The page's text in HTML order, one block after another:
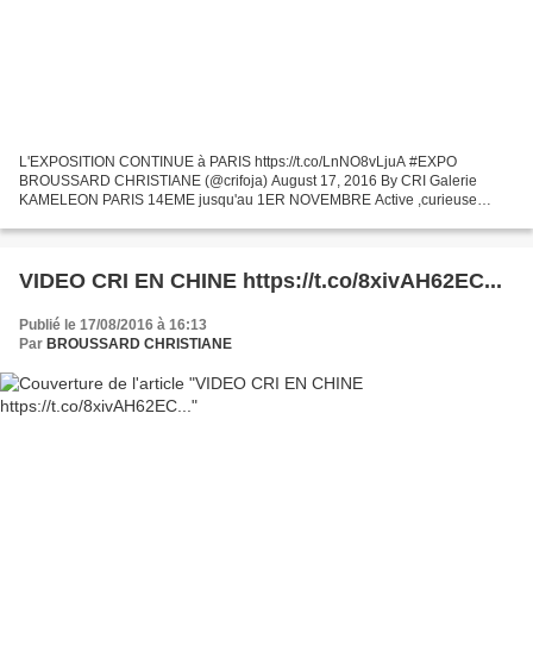
L'EXPOSITION CONTINUE à PARIS https://t.co/LnNO8vLjuA #EXPO
BROUSSARD CHRISTIANE (@crifoja) August 17, 2016 By CRI Galerie
KAMELEON PARIS 14EME jusqu'au 1ER NOVEMBRE Active ,curieuse
VIDEO CRI EN CHINE https://t.co/8xivAH62EC...
Publié le 17/08/2016 à 16:13
Par BROUSSARD CHRISTIANE